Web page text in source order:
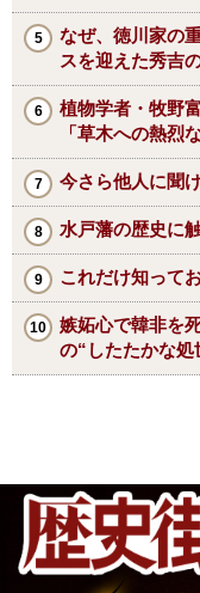
なぜ、徳川家の
スを迎えた秀吉
植物学者・牧野
「草木への熱烈
今さら他人に聞
水戸藩の歴史に
これだけ知って
嫉妬心で韓非を
の“したたかな処